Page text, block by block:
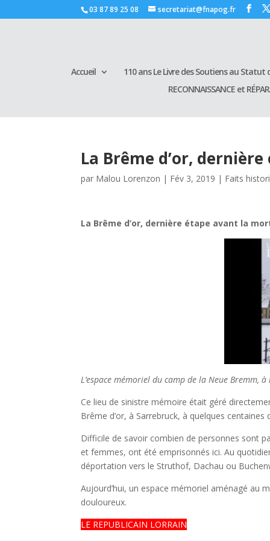
03 87 89 25 08 secretariat@fnapog.fr
Accueil 110 ans Le Livre des Soutiens au Statut
RECONNAISSANCE et
La Brême d’or,
par Malou Lorenzon | Fév 3, 2019 | Faits
La Brême d’or, dernière étape avant la
L’espace mémoriel du camp de la Neue Bremm, à
Ce lieu de sinistre mémoire était géré
Brême d’or, à Sarrebruck, à quelques
Difficile de savoir combien de personnes sont
et femmes, ont été emprisonnés ici. Au
déportation vers le Struthof, Dachau ou
Aujourd’hui, un espace mémoriel aménagé au
douloureux.
LE REPUBLICAIN LORRAIN